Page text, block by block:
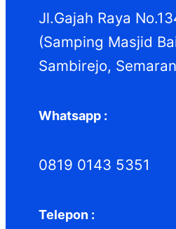
Jl.Gajah Raya
(Samping Masjid
Sambirejo,
Whatsapp :
0819 0143 5351
Telepon :